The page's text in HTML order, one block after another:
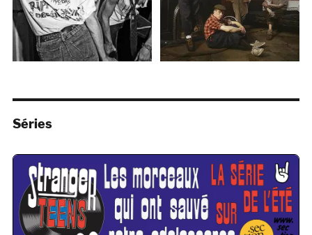
Séries